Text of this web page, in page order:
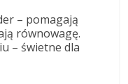
– pomagają
równowagę.
– świetne dla